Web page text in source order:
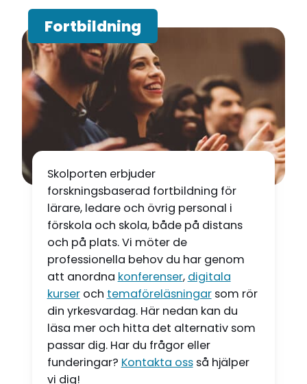
F
o
r
t
b
i
Fortbildning
Skolporten erbjuder
forskningsbaserad fortbildning för
lärare, ledare och övrig personal i
förskola och skola, både på distans
och på plats. Vi möter de
professionella behov du har genom
att anordna konferenser, digitala
kurseroch temaföreläsningarsom rör
din yrkesvardag. Här nedan kan du
läsa mer och hitta det alternativ som
passar dig. Har du frågor eller
funderingar? Kontakta ossså hjälper
vi dig!